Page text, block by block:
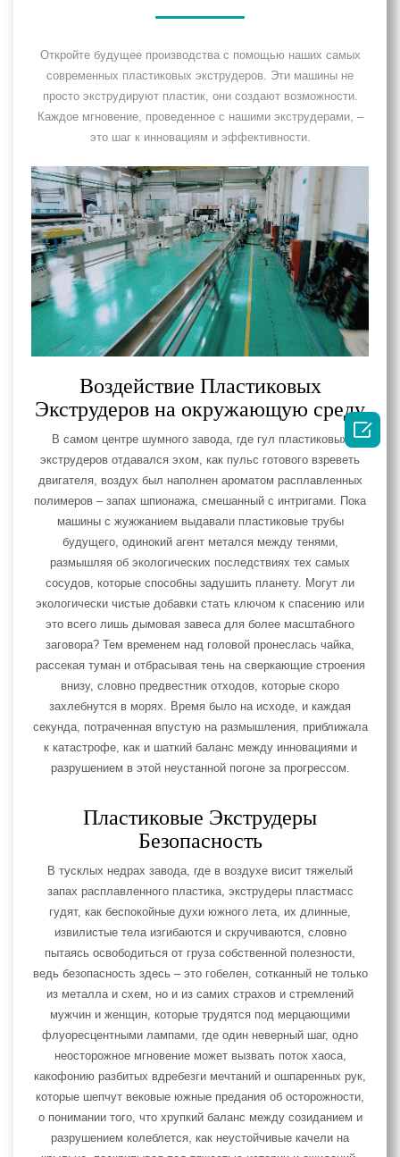
Откройте будущее производства с помощью наших самых
современных пластиковых экструдеров. Эти машины не
просто экструдируют пластик, они создают возможности.
Каждое мгновение, проведенное с нашими экструдерами, –
это шаг к инновациям и эффективности.
Воздействие Пластиковых
Экструдеров на окружающую среду
В самом центре шумного завода, где гул пластиковых
экструдеров отдавался эхом, как пульс готового взреветь
двигателя, воздух был наполнен ароматом расплавленных
полимеров – запах шпионажа, смешанный с интригами. Пока
машины с жужжанием выдавали пластиковые трубы
будущего, одинокий агент метался между тенями,
размышляя об экологических последствиях тех самых
сосудов, которые способны задушить планету. Могут ли
экологически чистые добавки стать ключом к спасению или
это всего лишь дымовая завеса для более масштабного
заговора? Тем временем над головой пронеслась чайка,
рассекая туман и отбрасывая тень на сверкающие строения
внизу, словно предвестник отходов, которые скоро
захлебнутся в морях. Время было на исходе, и каждая
секунда, потраченная впустую на размышления, приближала
к катастрофе, как и шаткий баланс между инновациями и
разрушением в этой неустанной погоне за прогрессом.
Пластиковые Экструдеры
Безопасность
В тусклых недрах завода, где в воздухе висит тяжелый
запах расплавленного пластика, экструдеры пластмасс
гудят, как беспокойные духи южного лета, их длинные,
извилистые тела изгибаются и скручиваются, словно
пытаясь освободиться от груза собственной полезности,
ведь безопасность здесь – это гобелен, сотканный не только
из металла и схем, но и из самих страхов и стремлений
мужчин и женщин, которые трудятся под мерцающими
флуоресцентными лампами, где один неверный шаг, одно
неосторожное мгновение может вызвать поток хаоса,
какофонию разбитых вдребезги мечтаний и ошпаренных рук,
которые шепчут вековые южные предания об осторожности,
о понимании того, что хрупкий баланс между созиданием и
разрушением колеблется, как неустойчивые качели на
